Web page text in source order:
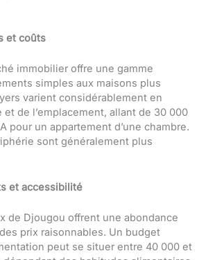
et coûts
immobilier offre une gamme
simples aux maisons plus
varient considérablement en
de l’emplacement, allant de 30 000
pour un appartement d’une chambre.
sont généralement plus
et accessibilité
de Djougou offrent une abondance
prix raisonnables. Un budget
peut se situer entre 40 000 et